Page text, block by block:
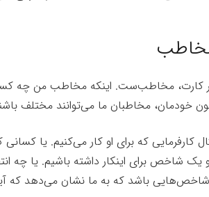
کارت، مخاطب‌ست. اینکه مخاطب من چه
خودمان،‌ مخاطبان ما می‌توانند مختلف
کارفرمایی که برای او کار می‌کنیم. یا
شاخص برای اینکار داشته باشیم. یا چه
باشد که به ما نشان می‌دهد که